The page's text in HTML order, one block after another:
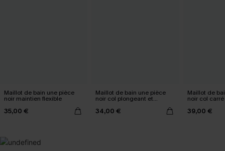
Maillot de bain une pièce
noir maintien flexible
35,00 €
Maillot de bain une pièce
noir col plongeant et
34,00 €
Maillot de
noir col
39,00 €